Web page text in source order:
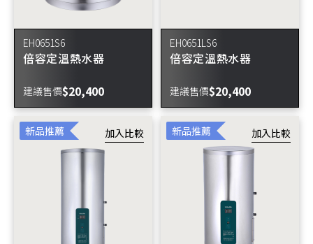
EH0651S6
倍容定溫熱水器
建議售價$20,400
EH0651LS6
倍容定溫熱水器
建議售價$20,400
新品推薦 新品推薦